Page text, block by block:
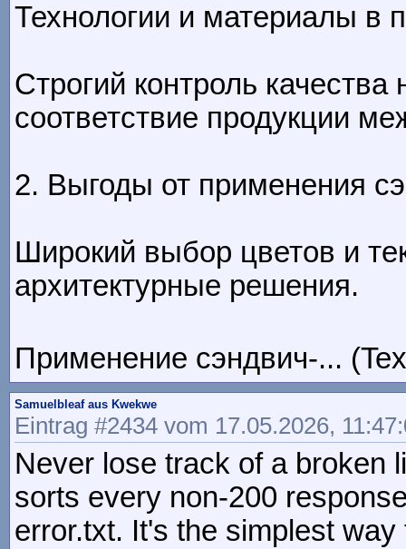
Технологии и материалы в
Строгий контроль качества
соответствие продукции
2. Выгоды от применения
Широкий выбор цветов и
архитектурные решения.
Применение сэндвич-...
Samuelbleaf aus Kwekwe
Eintrag #2434 vom 17.05.2026,
Never lose track of a broken
sorts every non-200
error.txt. It's the simplest